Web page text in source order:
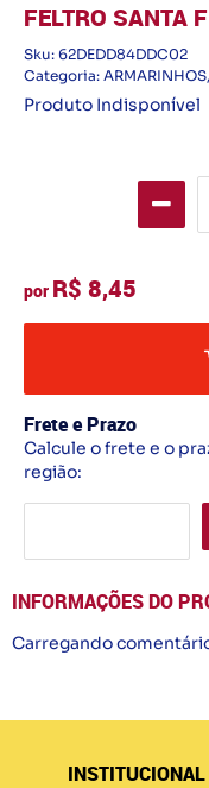
FELTRO SANTA
Sku: 62DEDD84DDC02
Categoria: ARMARINHOS,
Produto Indisponível
por R$ 8,45
Frete e Prazo
Calcule o frete e o
região:
INFORMAÇÕES DO
Carregando
INSTITUCIONAL